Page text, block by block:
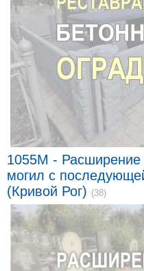
1055M - Расширение
могил с
(Кривой Рог) (38)